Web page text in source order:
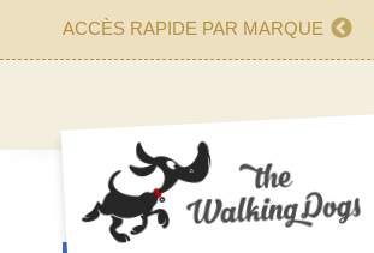
ACCÈS RAPIDE PAR MARQUE